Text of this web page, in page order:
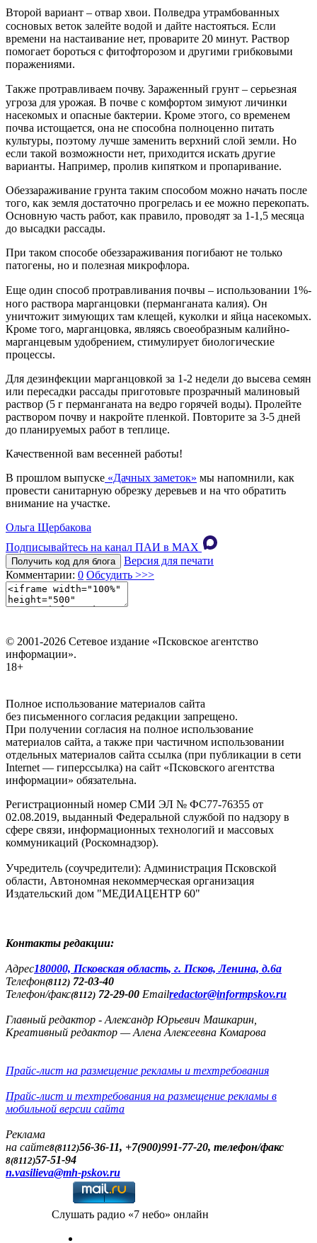
Второй вариант – отвар хвои. Полведра утрамбованных
сосновых веток залейте водой и дайте настояться. Если
времени на настаивание нет, проварите 20 минут. Раствор
помогает бороться с фитофторозом и другими грибковыми
поражениями.
Также протравливаем почву. Зараженный грунт – серьезная
угроза для урожая. В почве с комфортом зимуют личинки
насекомых и опасные бактерии. Кроме этого, со временем
почва истощается, она не способна полноценно питать
культуры, поэтому лучше заменить верхний слой земли. Но
если такой возможности нет, приходится искать другие
варианты. Например, пролив кипятком и пропаривание.
Обеззараживание грунта таким способом можно начать после
того, как земля достаточно прогрелась и ее можно перекопать.
Основную часть работ, как правило, проводят за 1-1,5 месяца
до высадки рассады.
При таком способе обеззараживания погибают не только
патогены, но и полезная микрофлора.
Еще один способ протравливания почвы – использовании 1%-
ного раствора марганцовки (перманганата калия). Он
уничтожит зимующих там клещей, куколки и яйца насекомых.
Кроме того, марганцовка, являясь своеобразным калийно-
марганцевым удобрением, стимулирует биологические
процессы.
Для дезинфекции марганцовкой за 1-2 недели до высева семян
или пересадки рассады приготовьте прозрачный малиновый
раствор (5 г перманганата на ведро горячей воды). Пролейте
раствором почву и накройте пленкой. Повторите за 3-5 дней
до планируемых работ в теплице.
Качественной вам весенней работы!
В прошлом выпуске «Дачных заметок» мы напомнили, как
провести санитарную обрезку деревьев и на что обратить
внимание на участке.
Ольга Щербакова
Подписывайтесь на канал ПАИ в MAХ
Получить код для блога
Версия для печати
Комментарии: 0 Обсудить >>>
© 2001-2026 Сетевое издание «Псковское агентство
информации».
18+
Полное использование материалов сайта
без письменного согласия редакции запрещено.
При получении согласия на полное использование
материалов сайта, а также при частичном использовании
отдельных материалов сайта ссылка (при публикации в сети
Internet — гиперссылка) на сайт «Псковского агентства
информации» обязательна.
Регистрационный номер СМИ ЭЛ № ФС77-76355 от
02.08.2019, выданный Федеральной службой по надзору в
сфере связи, информационных технологий и массовых
коммуникаций (Роскомнадзор).
Учредитель (соучредители): Администрация Псковской
области, Автономная некоммерческая организация
Издательский дом "МЕДИАЦЕНТР 60"
Контакты редакции:
Адреc180000, Псковская область, г. Псков, Ленина, д.6а
Телефон(8112) 72-03-40
Телефон/факс(8112) 72-29-00 Emailredactor@informpskov.ru
Главный редактор - Александр Юрьевич Машкарин,
Креативный редактор — Алена Алексеевна Комарова
Прайс-лист на размещение рекламы и техтребования
Прайс-лист и техтребования на размещение рекламы в
мобильной версии сайта
Реклама
на сайте8(8112)56-36-11, +7(900)991-77-20, телефон/факс
8(8112)57-51-94
n.vasilieva@mh-pskov.ru
Слушать радио «7 небо» онлайн